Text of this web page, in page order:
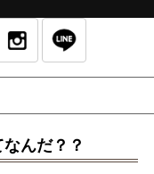
んだ？？